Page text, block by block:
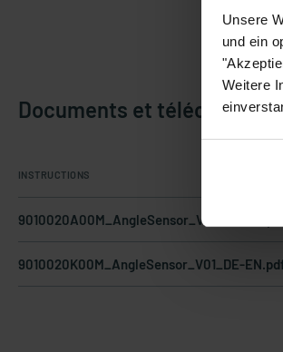
Unsere
und ein
Weitere
Documents et
INSTRUCTIONS
9010020A00M_AngleSensor_V01_DE-EN.pdf
9010020K00M_AngleSensor_V01_DE-